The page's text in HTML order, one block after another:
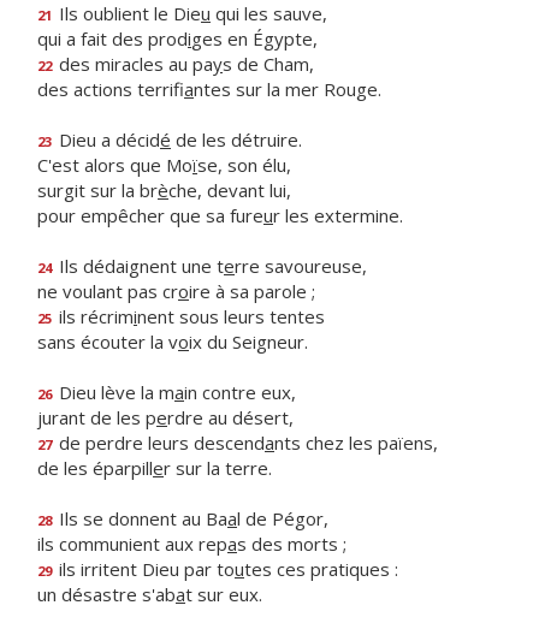
21 Ils oublient le Dieu qui les sauve,
qui a fait des prodiges en Égypte,
22 des miracles au pays de Cham,
des actions terrifiantes sur la mer Rouge.
23 Dieu a décidé de les détruire.
C'est alors que Moïse, son élu,
surgit sur la brèche, devant lui,
pour empêcher que sa fureur les extermine.
24 Ils dédaignent une terre savoureuse,
ne voulant pas croire à sa parole ;
25 ils récriminent sous leurs tentes
sans écouter la voix du Seigneur.
26 Dieu lève la main contre eux,
jurant de les perdre au désert,
27 de perdre leurs descendants chez les païens,
de les éparpiller sur la terre.
28 Ils se donnent au Baal de Pégor,
ils communient aux repas des morts ;
29 ils irritent Dieu par toutes ces pratiques :
un désastre s'abat sur eux.